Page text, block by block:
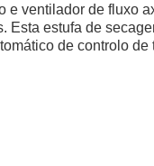
ventilador de fluxo
Esta estufa de
de controlo